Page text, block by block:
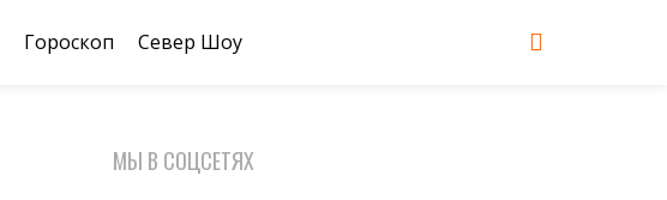
Гороскоп Север Шоу
МЫ В СОЦСЕТЯХ